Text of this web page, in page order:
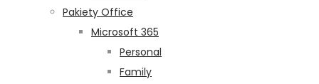
Pakiety Office
Microsoft 365
Personal
Family